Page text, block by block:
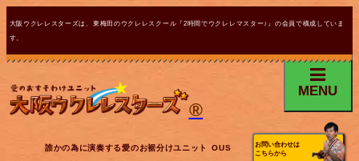
大阪ウクレレスターズは、東梅田のウクレレスクール『2時間でウクレレマスター♪』の会員で構成していま
す。
®
MENU
誰かの為に演奏する愛のお裾分けユニット OUS
お問い合わせは
こちらから